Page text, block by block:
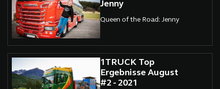
Jenny
Queen of the Road: Jenny
1TRUCK Top
Ergebnisse August
#2 - 2021